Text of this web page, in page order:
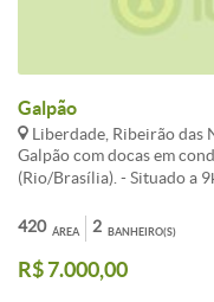
Galpão
Liberdade, Ribeirão das
Galpão com docas em
(Rio/Brasília). - Situado a
de área de armazenagem.
docas duplas). - Piso
cerâmica em mezanino. -
ÁREA
420 BANHEIRO(S)
2
R$ 7.000,00